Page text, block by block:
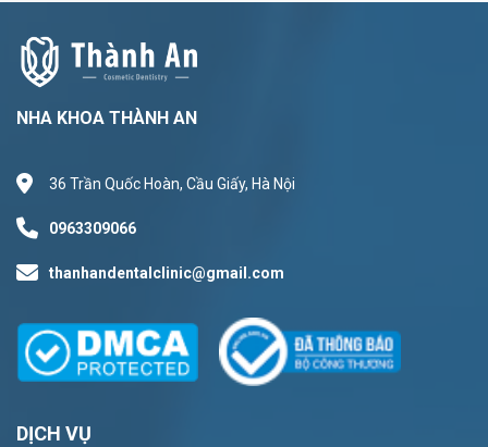
NHA KHOA THÀNH AN
36 Trần Quốc Hoàn, Cầu Giấy, Hà Nội
0963309066
thanhandentalclinic@gmail.com
DỊCH VỤ